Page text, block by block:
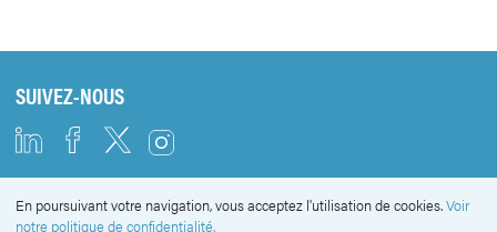
SUIVEZ-NOUS
En poursuivant votre navigation, vous acceptez l'utilisation de cookies.Voir
notre politique de confidentialité.